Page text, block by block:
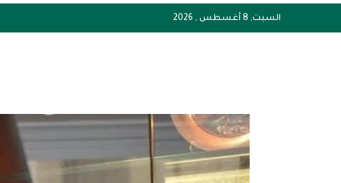
السبت, 8 أغسطس , 2026